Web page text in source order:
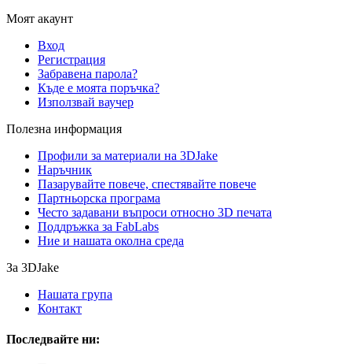
Моят акаунт
Вход
Регистрация
Забравена парола?
Къде е моята поръчка?
Използвай ваучер
Полезна информация
Профили за материали на 3DJake
Наръчник
Пазарувайте повече, спестявайте повече
Партньорска програма
Често задавани въпроси относно 3D печата
Поддръжка за FabLabs
Ние и нашата околна среда
За 3DJake
Нашата група
Контакт
Последвайте ни: